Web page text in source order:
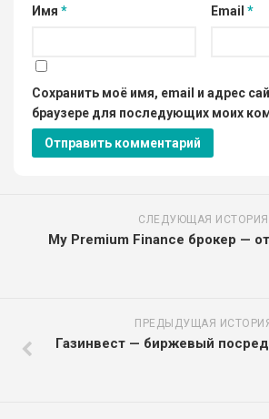
Имя * Email *
Сохранить моё имя, email и адрес
браузере для последующих моих
СЛЕДУЮЩАЯ ИСТОРИЯ
My Premium Finance брокер —
ПРЕДЫДУЩАЯ
Газинвест — биржевый